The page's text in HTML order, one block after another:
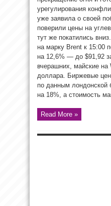
урегулирования
уже заявила о своей
поверили цены на
тут же покатились
на марку Brent к 15:00
на 12,6% ― до $91,92
вчерашних, майские
доллара. Биржевые
по данным лондонской
на 18%, а стоимость
Read More »